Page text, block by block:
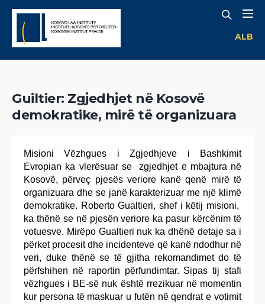
ALB
Guiltier: Zgjedhjet në Kosovë
demokratike, mirë të organizuara
Misioni Vëzhgues i Zgjedhjeve i Bashkimit
Evropian ka vlerësuar se zgjedhjet e mbajtura në
Kosovë, përveç pjesës veriore kanë qenë mirë të
organizuara dhe se janë karakterizuar me një klimë
demokratike. Roberto Gualtieri, shef i këtij misioni,
ka thënë se në pjesën veriore ka pasur kërcënim të
votuesve. Mirëpo Gualtieri nuk ka dhënë detaje sa i
përket procesit dhe incidenteve që kanë ndodhur në
veri, duke thënë se të gjitha rekomandimet do të
përfshihen në raportin përfundimtar. Sipas tij stafi
vëzhgues i BE-së nuk është rrezikuar në momentin
kur persona të maskuar u futën në qendrat e votimit